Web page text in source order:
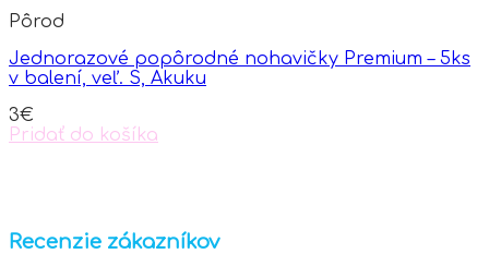
The
may
be
on
the
Pôrod
Jednorazové popôrodné nohavičky Premium – 5ks
v balení, veľ. S, Akuku
3€
Pridať do košíka
Recenzie zákazníkov